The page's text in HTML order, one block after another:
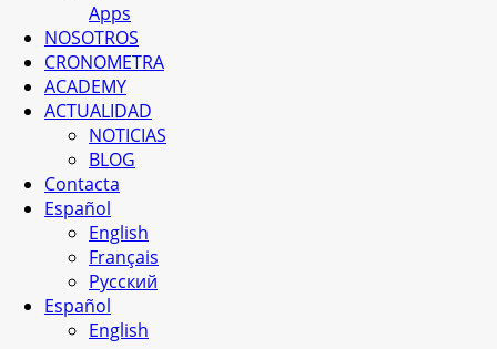
Apps
NOSOTROS
CRONOMETRA
ACADEMY
ACTUALIDAD
NOTICIAS
BLOG
Contacta
Español
English
Français
Русский
Español
English